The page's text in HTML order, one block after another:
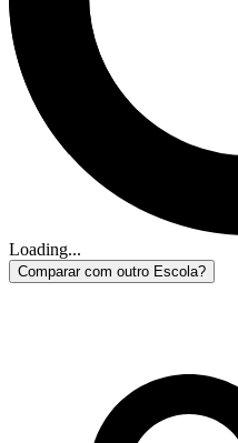
Loading...
Comparar com outro Escola?